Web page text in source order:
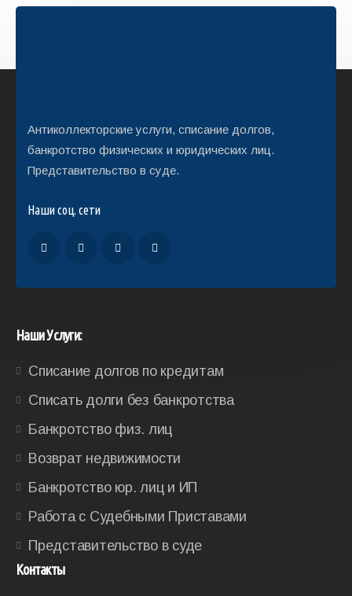
Антиколлекторские услуги, списание долгов,
банкротство физических и юридических лиц.
Представительство в суде.
Наши соц. сети
Наши Услуги:
Списание долгов по кредитам
Списать долги без банкротства
Банкротство физ. лиц
Возврат недвижимости
Банкротство юр. лиц и ИП
Работа с Судебными Приставами
Представительство в суде
Контакты